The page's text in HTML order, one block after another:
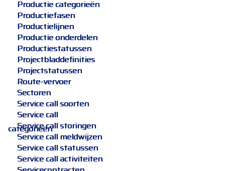
Productie categorieën
Productiefasen
Productielijnen
Productie onderdelen
Productiestatussen
Projectbladdefinities
Projectstatussen
Route-vervoer
Sectoren
Service call soorten
Service call
categorieën
Service call storingen
Service call meldwijzen
Service call statussen
Service call activiteiten